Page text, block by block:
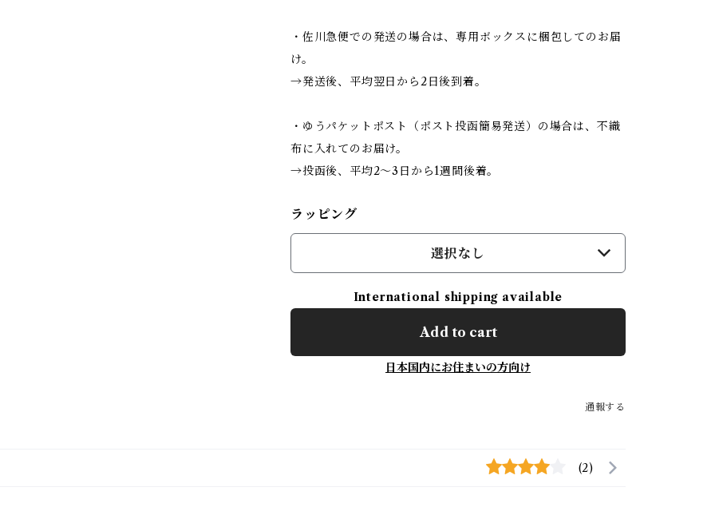
・佐川急便での発送の場合は、専用ボックスに梱包してのお届
け。
→発送後、平均翌日から2日後到着。
・ゆうパケットポスト（ポスト投函簡易発送）の場合は、不織
布に入れてのお届け。
→投函後、平均2〜3日から1週間後着。
ラッピング
選択なし
International shipping available
Add to cart
日本国内にお住まいの方向け
通報する
(2)